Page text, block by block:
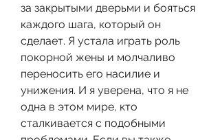
за закрытыми дверьми и бояться
каждого шага, который он
сделает. Я устала играть роль
покорной жены и молчаливо
переносить его насилие и
унижения. И я уверена, что я не
одна в этом мире, кто
сталкивается с подобными